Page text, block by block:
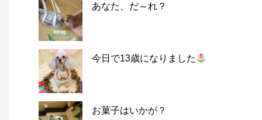
あなた、だ～れ？
今日で13歳になりました
お菓子はいかが？